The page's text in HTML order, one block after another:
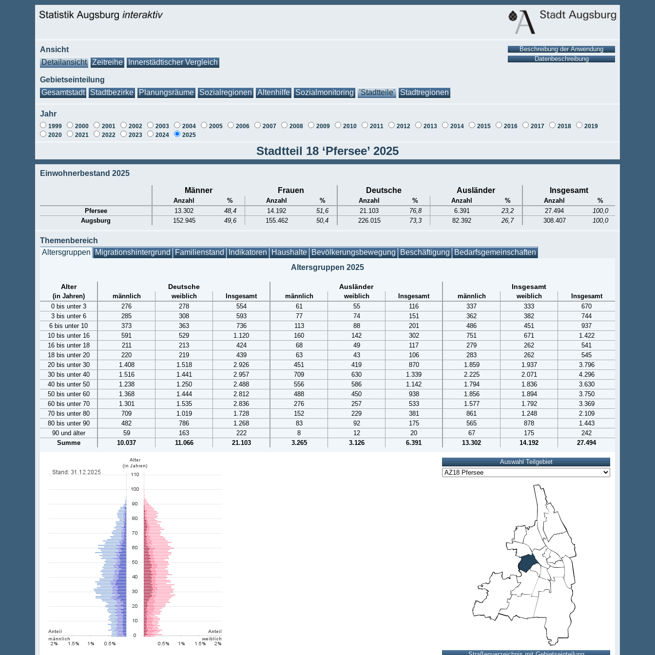
Ansicht
Detailansicht
Zeitreihe Innerstädtischer Vergleich
Gebietseinteilung
Gesamtstadt
Stadtbezirke Planungsräume Sozialregionen Altenhilfe Sozialmonitoring 'Stadtteile' Stadtregionen
Jahr
1999 2000 2001 2002 2003 2004 2005 2006 2007 2008 2009 2010 2011 2012 2013 2014 2015 2016 2017 2018
2019
2020
2021 2022 2023 2024 2025
Stadtteil 18 ‘Pfersee’ 2025
Einwohnerbestand 2025
Männer Frauen Deutsche Ausländer Insgesamt
Anzahl % Anzahl % Anzahl % Anzahl % Anzahl
%
Pfersee
13.302 48,4 14.192 51,6 21.103 76,8 6.391 23,2 27.494
100,0
Augsburg
152.945 49,6 155.462 50,4 226.015 73,3 82.392 26,7 308.407 100,0
Themenbereich
Altersgruppen Migrationshintergrund Familienstand Indikatoren Haushalte Bevölkerungsbewegung Beschäftigung Bedarfsgemeinschaften
Altersgruppen 2025
Alter Deutsche Ausländer Insgesamt
(in Jahren) männlich weiblich Insgesamt männlich weiblich Insgesamt männlich weiblich
Insgesamt
0 bis unter 3
276 278 554 61 55 116 337 333
670
3 bis unter 6
285 308 593 77 74 151 362 382
744
6 bis unter 10
373 363 736 113 88 201 486 451
937
10 bis unter 16
591 529 1.120 160 142 302 751 671
1.422
16 bis unter 18
211 213 424 68 49 117 279 262
541
18 bis unter 20
220 219 439 63 43 106 283 262
545
20 bis unter 30
1.408 1.518 2.926 451 419 870 1.859 1.937
3.796
30 bis unter 40
1.516 1.441 2.957 709 630 1.339 2.225 2.071
4.296
40 bis unter 50
1.238 1.250 2.488 556 586 1.142 1.794 1.836
3.630
50 bis unter 60
1.368 1.444 2.812 488 450 938 1.856 1.894
3.750
60 bis unter 70
1.301 1.535 2.836 276 257 533 1.577 1.792
3.369
70 bis unter 80
709 1.019 1.728 152 229 381 861 1.248
2.109
80 bis unter 90
482 786 1.268 83 92 175 565 878
1.443
90 und älter
59 163 222 8 12 20 67 175
242
Summe
10.037 11.066 21.103 3.265 3.126 6.391 13.302 14.192 27.494